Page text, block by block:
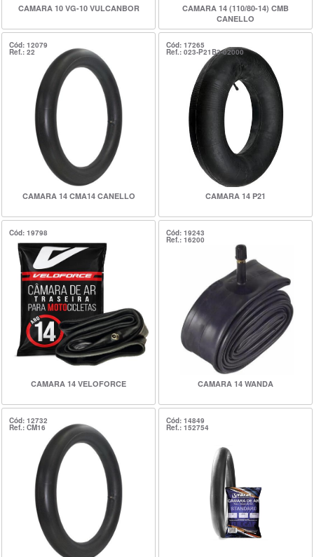
CAMARA 10 VG-10 VULCANBOR
CAMARA 14 (110/80-14) CMB
CANELLO
Cód: 12079
Ref.: 22
CAMARA 14 CMA14 CANELLO
Cód: 17265
Ref.: 023-P21B3-02000
CAMARA 14 P21
Cód: 19798
CAMARA 14 VELOFORCE
Cód: 19243
Ref.: 16200
CAMARA 14 WANDA
Cód: 12732
Ref.: CM16
Cód: 14849
Ref.: 152754